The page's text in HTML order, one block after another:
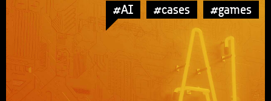
#AI #cases #games